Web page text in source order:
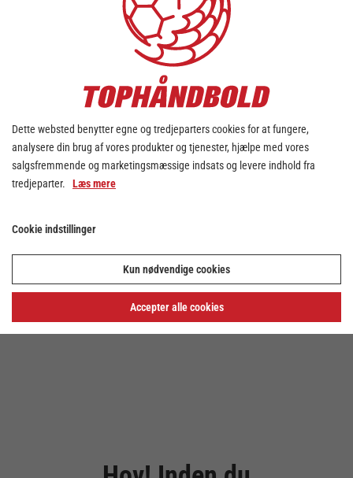
Dette websted benytter egne og tredjeparters cookies for at fungere,
analysere din brug af vores produkter og tjenester, hjælpe med vores
salgsfremmende og marketingsmæssige indsats og levere indhold fra
tredjeparter. Læs mere
Cookie indstillinger
Kun nødvendige cookies
Accepter alle cookies